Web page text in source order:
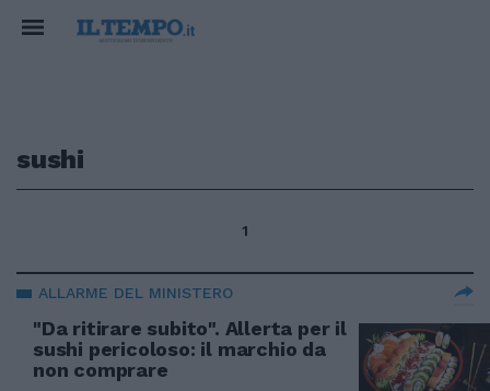
sushi
1
ALLARME DEL MINISTERO
"Da ritirare subito". Allerta per il
sushi pericoloso: il marchio da
non comprare